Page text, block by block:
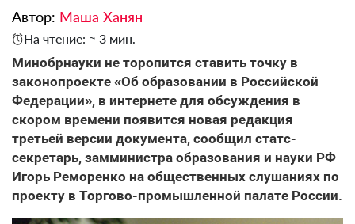
Автор: Маша Ханян
На чтение: ≈ 3 мин.
Минобрнауки не торопится ставить точку в
законопроекте «Об образовании в Российской
Федерации», в интернете для обсуждения в
скором времени появится новая редакция
третьей версии документа, сообщил статс-
секретарь, замминистра образования и науки РФ
Игорь Реморенко на общественных слушаниях по
проекту в Торгово-промышленной палате России.